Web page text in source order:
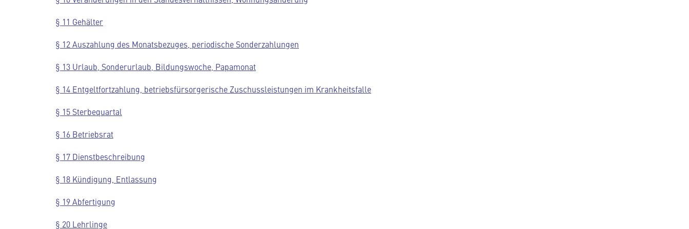
§ 11 Gehälter
§ 12 Auszahlung des Monatsbezuges, periodische Sonderzahlungen
§ 13 Urlaub, Sonderurlaub, Bildungswoche, Papamonat
§ 14 Entgeltfortzahlung, betriebsfürsorgerische Zuschussleistungen im Krankheitsfalle
§ 15 Sterbequartal
§ 16 Betriebsrat
§ 17 Dienstbeschreibung
§ 18 Kündigung, Entlassung
§ 19 Abfertigung
§ 20 Lehrlinge